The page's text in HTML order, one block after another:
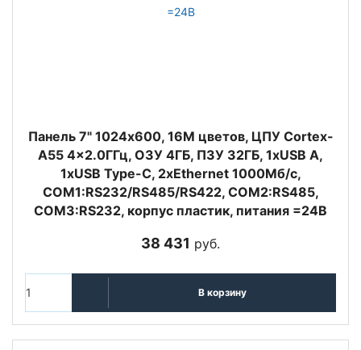
Панель 7" 1024х600, 16M цветов, ЦПУ Cortex-
A55 4x2.0ГГц, ОЗУ 4ГБ, ПЗУ 32ГБ, 1хUSB A,
1xUSB Type-C, 2xEthernet 1000Мб/с,
COM1:RS232/RS485/RS422, COM2:RS485,
COM3:RS232, корпус пластик, питания =24В
38 431 руб.
В корзину